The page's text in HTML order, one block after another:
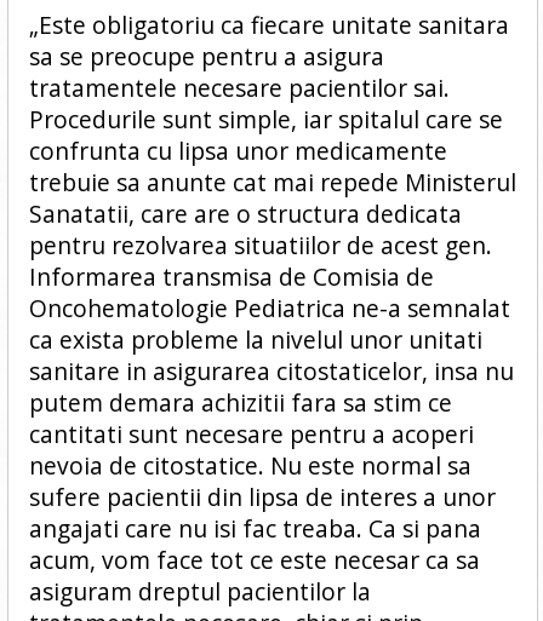
„Este obligatoriu ca fiecare unitate sanitara
sa se preocupe pentru a asigura
tratamentele necesare pacientilor sai.
Procedurile sunt simple, iar spitalul care se
confrunta cu lipsa unor medicamente
trebuie sa anunte cat mai repede Ministerul
Sanatatii, care are o structura dedicata
pentru rezolvarea situatiilor de acest gen.
Informarea transmisa de Comisia de
Oncohematologie Pediatrica ne-a semnalat
ca exista probleme la nivelul unor unitati
sanitare in asigurarea citostaticelor, insa nu
putem demara achizitii fara sa stim ce
cantitati sunt necesare pentru a acoperi
nevoia de citostatice. Nu este normal sa
sufere pacientii din lipsa de interes a unor
angajati care nu isi fac treaba. Ca si pana
acum, vom face tot ce este necesar ca sa
asiguram dreptul pacientilor la